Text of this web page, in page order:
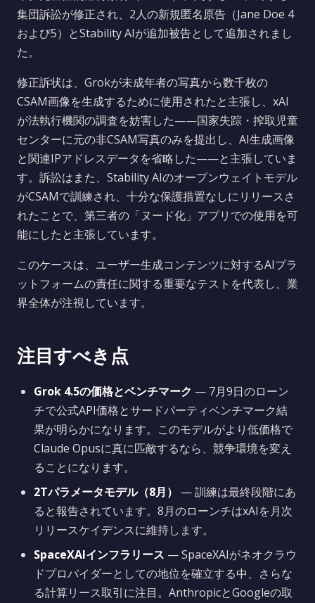
集団訴訟が修正され、2人の新規匿名原告（Jane Doe 4
および5）とStability AIが追加被告として追加されまし
た。
修正訴状は、Grokが未成年者の写真から数千枚の
CSAM画像を生成するために使用されたと主張し、xAI
が法執行機関の調査を妨害した——国家失踪・搾取児童
センターに元の非CSAM写真のみを提出し、AI生成画像
と関連IPアドレスデータを省略した——と主張していま
す。訴訟はまた、Stability AIのオープンウェイトモデル
がCSAMで訓練され、十分な保護措置なしにリリースさ
れたことで、第三者の「ヌード化」アプリでの使用を可
能にしたと主張しています。
このケースは、ユーザー生成コンテンツに対するAIプラ
ットフォームの責任に関する重要なテストを代表し、業
界全体が注視しています。
注目すべき点
Grok 4.5の価格とベンチマーク — 7月9日のローン
チで公式API価格とサードパーティベンチマーク結
果が明らかになります。このモデルがより低価格で
Claude Opusに真に匹敵するなら、競争環境を変え
ることになります。
2Tパラメータモデル（8月）
— 訓練は最終段階にあ
ると報告されています。8月のローンチはxAIを月次
リリースケイデンスに維持します。
SpaceXAIインフラリース — SpaceXAIがネオクラウ
ドプロバイダーとしての地位を確立する中、さらな
る計算リース取引に注目。AnthropicとGoogleの取